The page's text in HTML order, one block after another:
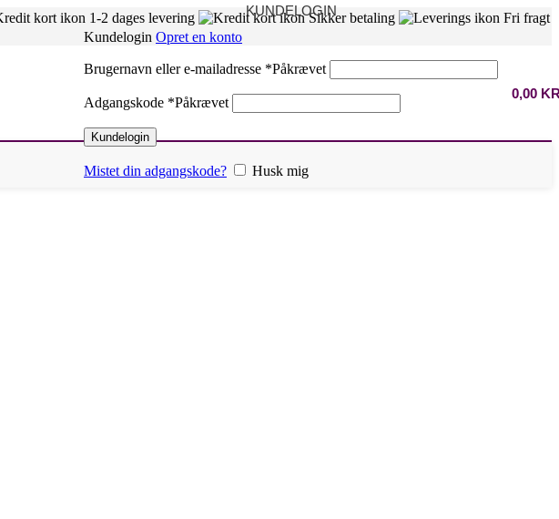
1-2 dages levering Sikker betaling
Fri fragt
KUNDELOGIN
Kundelogin Opret en konto
Brugernavn eller e-mailadresse *Påkrævet
Adgangskode *Påkrævet
Kundelogin
Mistet din adgangskode? Husk mig
0,00